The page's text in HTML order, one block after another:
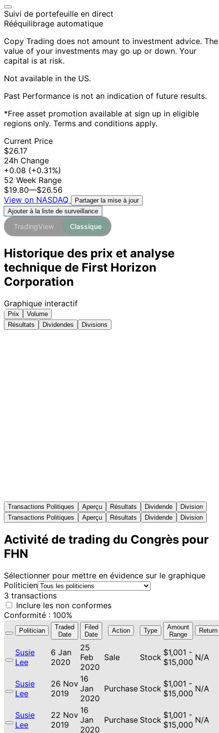
Suivi de portefeuille en direct
Rééquilibrage automatique
Copy Trading does not amount to investment advice. The
value of your investments may go up or down. Your
capital is at risk.
Not available in the US.
Past Performance is not an indication of future results.
*Free asset promotion available at sign up in eligible
regions only. Terms and conditions apply.
Current Price
$26.17
24h Change
+0.08 (+0.31%)
52 Week Range
$19.80—$26.56
View on NASDAQ
Partager la mise à jour
Ajouter à la liste de surveillance
TradingView Classique
Historique des prix et analyse
technique de First Horizon
Corporation
Graphique interactif
Prix
Volume
Résultats
Dividendes Divisions
Transactions Politiques Aperçu Résultats Dividende
Division
Transactions Politiques
Aperçu Résultats Dividende Division
Activité de trading du Congrès pour
FHN
Sélectionner pour mettre en évidence sur le graphique
Politicien
3 transactions
Inclure les non conformes
Conformité : 100%
Politician
Traded
Date
Filed
Date
Action Type
Amount
Range
Return
Susie
Lee
6 Jan
2020
25
Feb
2020
Sale Stock $1,001 -
$15,000 N/A
Susie
Lee
26 Nov
2019
16
Jan
2020
Purchase Stock $1,001 -
$15,000 N/A
Susie
Lee
22 Nov
2019
16
Jan
2020
Purchase Stock $1,001 -
$15,000 N/A